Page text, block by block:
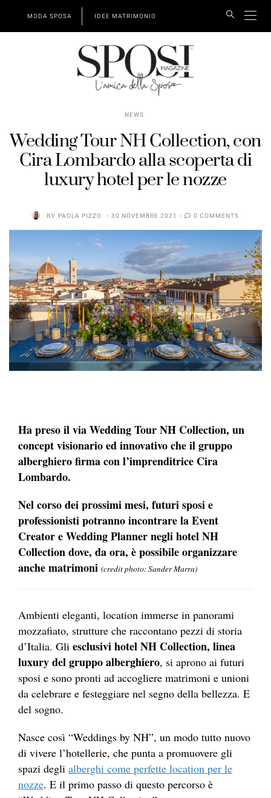
MODA SPOSA IDEE MATRIMONIO
NEWS
Wedding Tour NH Collection, con
Cira Lombardo alla scoperta di
luxury hotel per le nozze
BY PAOLA PIZZO 30 NOVEMBRE 2021 0 COMMENTS
Ha preso il via Wedding Tour NH Collection, un
concept visionario ed innovativo che il gruppo
alberghiero firma con l’imprenditrice Cira
Lombardo.
Nel corso dei prossimi mesi, futuri sposi e
professionisti potranno incontrare la Event
Creator e Wedding Planner negli hotel NH
Collection dove, da ora, è possibile organizzare
anche matrimoni (credit photo: Sander Marra)
Ambienti eleganti, location immerse in panorami
mozzafiato, strutture che raccontano pezzi di storia
d’Italia. Gli esclusivi hotel NH Collection, linea
luxury del gruppo alberghiero, si aprono ai futuri
sposi e sono pronti ad accogliere matrimoni e unioni
da celebrare e festeggiare nel segno della bellezza. E
del sogno.
Nasce così “Weddings by NH”, un modo tutto nuovo
di vivere l’hotellerie, che punta a promuovere gli
spazi degli alberghi come perfette location per le
nozze. E il primo passo di questo percorso è